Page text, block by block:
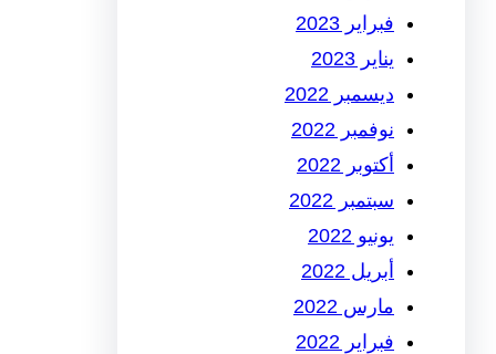
فبراير 2023
يناير 2023
ديسمبر 2022
نوفمبر 2022
أكتوبر 2022
سبتمبر 2022
يونيو 2022
أبريل 2022
مارس 2022
فبراير 2022